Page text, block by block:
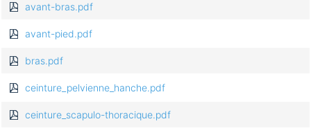
avant-bras.pdf
avant-pied.pdf
bras.pdf
ceinture_pelvienne_hanche.pdf
ceinture_scapulo-thoracique.pdf